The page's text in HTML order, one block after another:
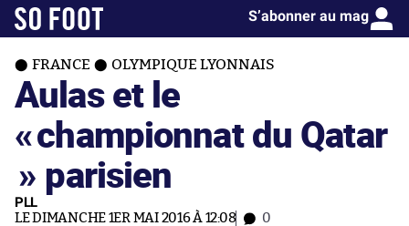
S’abonner au mag
FRANCE OLYMPIQUE LYONNAIS
Aulas et le
«championnat du Qatar
» parisien
PLL
LE DIMANCHE 1ER MAI 2016 À 12:08 0